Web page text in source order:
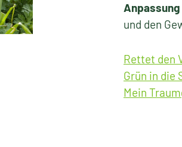
und den
Rettet den
Grün in die
Mein